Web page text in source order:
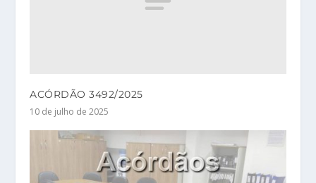
ACÓRDÃO 3492/2025
10 de julho de 2025